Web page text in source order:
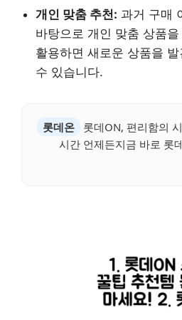
개인 맞춤 추천: 과거 구매
바탕으로 개인 맞춤 상품
활용하면 새로운 상품을
수 있습니다.
롯데온
롯데ON, 편리함의
시간 언제든지금 바로 롯